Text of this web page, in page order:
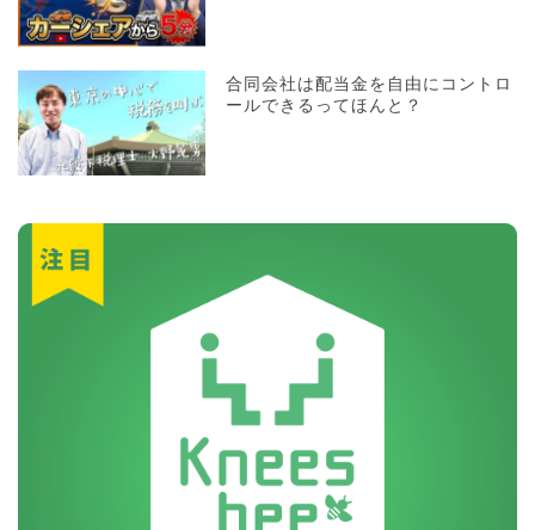
合同会社は配当金を自由にコントロ
ールできるってほんと？